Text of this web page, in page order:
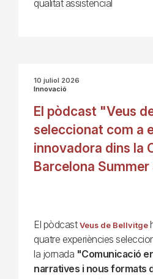
qualitat assistencial
10 juliol 2026
Innovació
El pòdcast "Veus
seleccionat com a
innovadora dins la
Barcelona Summer
El pòdcast Veus de Bellvitge
quatre experiències
la jornada "Comunicació
narratives i nous formats